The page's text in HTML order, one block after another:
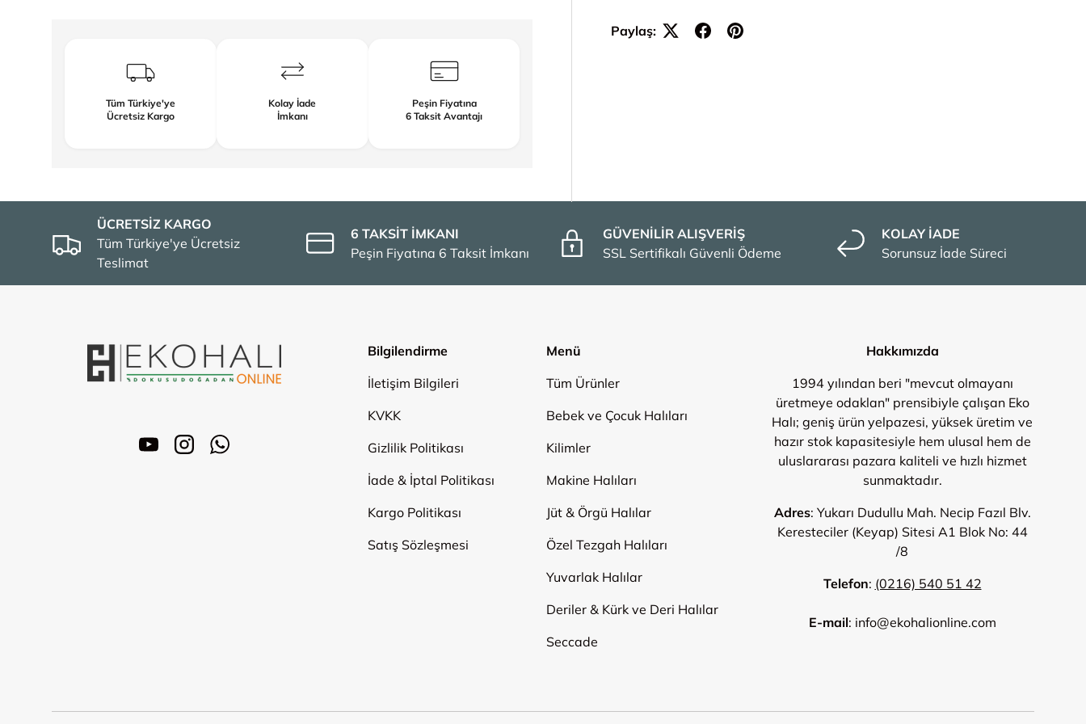
Paylaş:
Tüm Türkiye'ye
Ücretsiz Kargo
Kolay İade
İmkanı
Peşin Fiyatına
6 Taksit Avantajı
ÜCRETSİZ KARGO
Tüm Türkiye'ye Ücretsiz
Teslimat
6 TAKSİT İMKANI
Peşin Fiyatına 6 Taksit İmkanı
GÜVENİLİR ALIŞVERİŞ
SSL Sertifikalı Güvenli Ödeme
KOLAY İADE
Sorunsuz İade Süreci
YouTubeInstagramWhatsApp
Bilgilendirme
İletişim Bilgileri
KVKK
Gizlilik Politikası
İade & İptal Politikası
Kargo Politikası
Satış Sözleşmesi
Menü
Tüm Ürünler
Bebek ve Çocuk Halıları
Kilimler
Makine Halıları
Jüt & Örgü Halılar
Özel Tezgah Halıları
Yuvarlak Halılar
Deriler & Kürk ve Deri Halılar
Seccade
Hakkımızda
1994 yılından beri "mevcut olmayanı
üretmeye odaklan" prensibiyle çalışan Eko
Halı; geniş ürün yelpazesi, yüksek üretim ve
hazır stok kapasitesiyle hem ulusal hem de
uluslararası pazara kaliteli ve hızlı hizmet
sunmaktadır.
Adres: Yukarı Dudullu Mah. Necip Fazıl Blv.
Keresteciler (Keyap) Sitesi A1 Blok No: 44
/8
Telefon: (0216) 540 51 42
E-mail: info@ekohalionline.com